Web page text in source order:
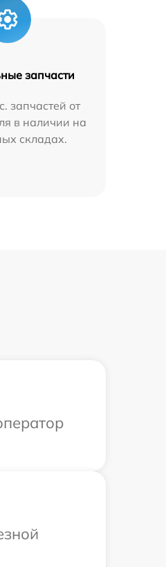
запчасти
запчастей от
в наличии на
складах.